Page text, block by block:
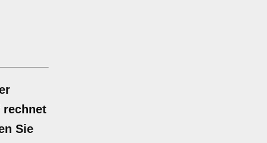
rechnet
Sie